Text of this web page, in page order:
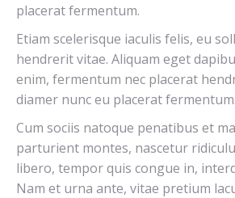
placerat fermentum.
Etiam scelerisque iaculis felis, eu
hendrerit vitae. Aliquam eget
enim, fermentum nec placerat
diamer nunc eu placerat fermentum.
Cum sociis natoque penatibus et
parturient montes, nascetur
libero, tempor quis congue in,
Nam et urna ante, vitae pretium